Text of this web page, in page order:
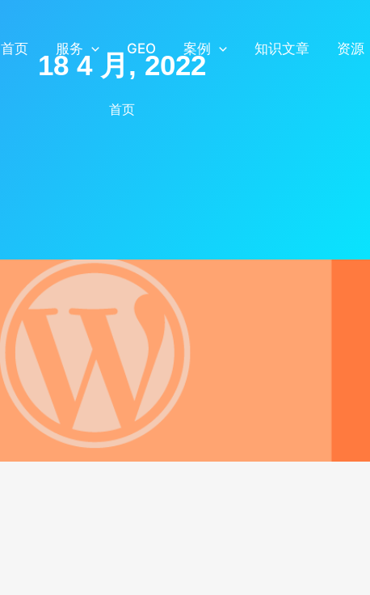
首页 服务 GEO 案例 知识文章 资源
18 4 月, 2022
首页